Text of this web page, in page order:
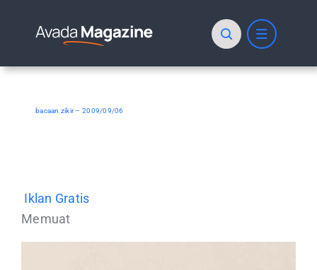
bacaan zikir – 2009/09/06
Iklan Gratis
Memuat